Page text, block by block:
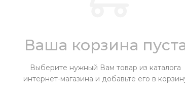
Ваша корзина
Выберите нужный Вам товар из каталога
интернет-магазина и добавьте его в